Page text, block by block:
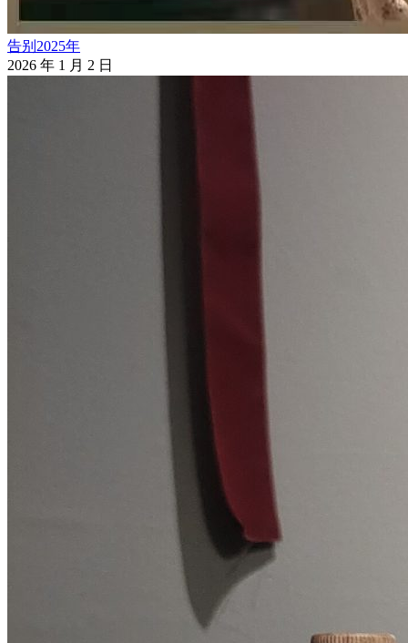
告别2025年
2026 年 1 月 2 日